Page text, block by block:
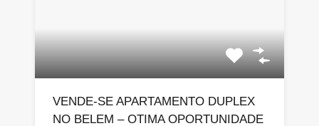
VENDE-SE APARTAMENTO DUPLEX
NO BELEM – OTIMA OPORTUNIDADE